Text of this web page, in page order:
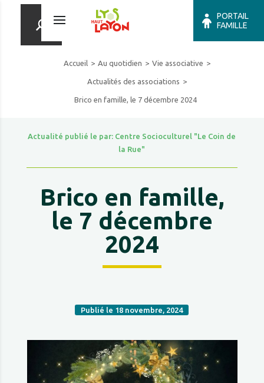
PORTAIL
FAMILLE
Accueil Au quotidien Vie associative
Actualités des associations
Brico en famille, le 7 décembre 2024
Actualité publié le par: Centre Socioculturel "Le Coin de
la Rue"
Brico en famille,
le 7 décembre
2024
Publié le 18 novembre, 2024